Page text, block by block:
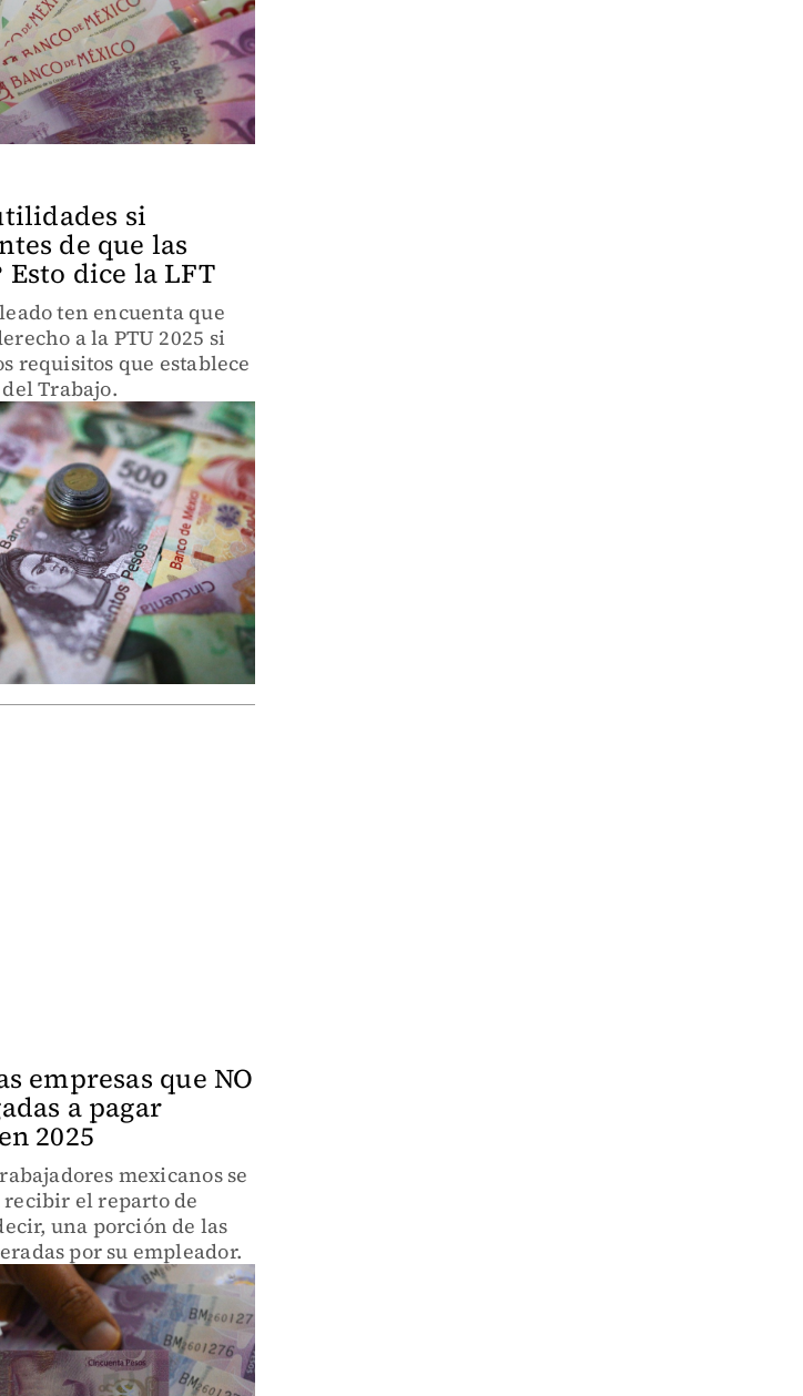
si
de que las
Esto dice la LFT
ten encuenta que
a la PTU 2025 si
requisitos que establece
Trabajo.
empresas que NO
a pagar
2025
mexicanos se
el reparto de
una porción de las
por su empleador.